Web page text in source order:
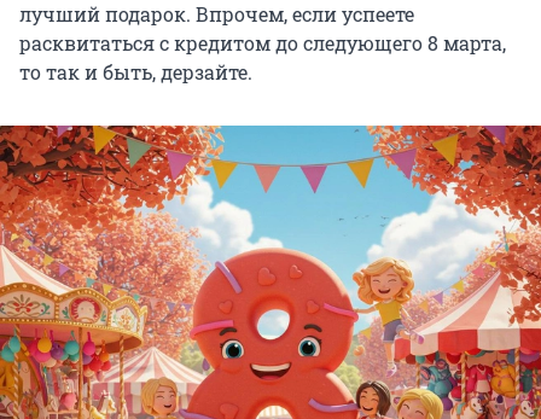
лучший подарок. Впрочем, если успеете
расквитаться с кредитом до следующего 8 марта,
то так и быть, дерзайте.